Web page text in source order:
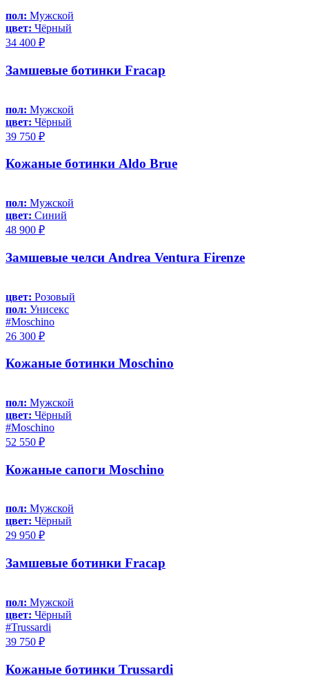
пол: Мужской
цвет: Чёрный
34 400 ₽
Замшевые ботинки Fracap
пол: Мужской
цвет: Чёрный
39 750 ₽
Кожаные ботинки Aldo Brue
пол: Мужской
цвет: Синий
48 900 ₽
Замшевые челси Andrea Ventura Firenze
цвет: Розовый
пол: Унисекс
#Moschino
26 300 ₽
Кожаные ботинки Moschino
пол: Мужской
цвет: Чёрный
#Moschino
52 550 ₽
Кожаные сапоги Moschino
пол: Мужской
цвет: Чёрный
29 950 ₽
Замшевые ботинки Fracap
пол: Мужской
цвет: Чёрный
#Trussardi
39 750 ₽
Кожаные ботинки Trussardi